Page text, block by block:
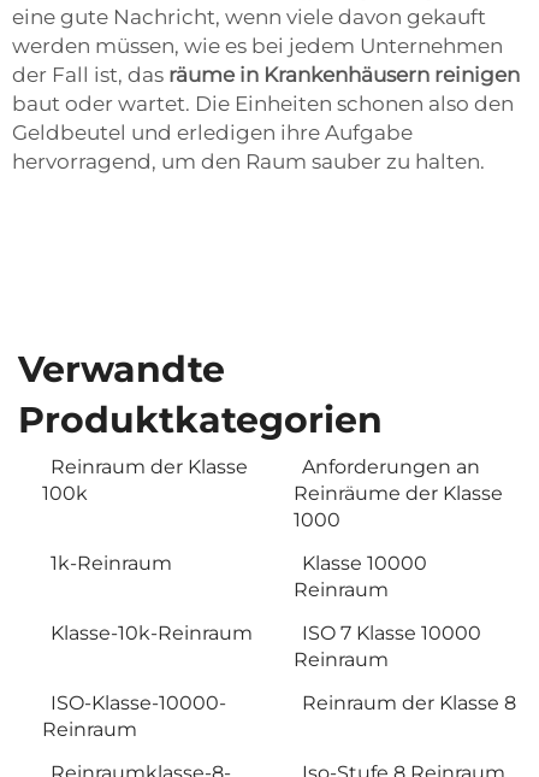
eine gute Nachricht, wenn viele davon gekauft
werden müssen, wie es bei jedem Unternehmen
der Fall ist, das räume in Krankenhäusern reinigen
baut oder wartet. Die Einheiten schonen also den
Geldbeutel und erledigen ihre Aufgabe
hervorragend, um den Raum sauber zu halten.
Verwandte
Produktkategorien
Reinraum der Klasse
100k
Anforderungen an
Reinräume der Klasse
1000
1k-Reinraum
Klasse 10000
Reinraum
Klasse-10k-Reinraum
ISO 7 Klasse 10000
Reinraum
ISO-Klasse-10000-
Reinraum
Reinraum der Klasse 8